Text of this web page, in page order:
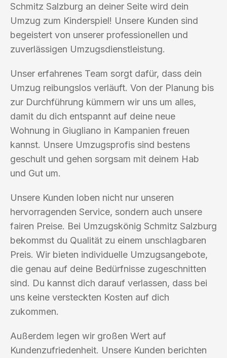
Schmitz Salzburg an deiner Seite wird dein
Umzug zum Kinderspiel! Unsere Kunden sind
begeistert von unserer professionellen und
zuverlässigen Umzugsdienstleistung.
Unser erfahrenes Team sorgt dafür, dass dein
Umzug reibungslos verläuft. Von der Planung bis
zur Durchführung kümmern wir uns um alles,
damit du dich entspannt auf deine neue
Wohnung in Giugliano in Kampanien freuen
kannst. Unsere Umzugsprofis sind bestens
geschult und gehen sorgsam mit deinem Hab
und Gut um.
Unsere Kunden loben nicht nur unseren
hervorragenden Service, sondern auch unsere
fairen Preise. Bei Umzugskönig Schmitz Salzburg
bekommst du Qualität zu einem unschlagbaren
Preis. Wir bieten individuelle Umzugsangebote,
die genau auf deine Bedürfnisse zugeschnitten
sind. Du kannst dich darauf verlassen, dass bei
uns keine versteckten Kosten auf dich
zukommen.
Außerdem legen wir großen Wert auf
Kundenzufriedenheit. Unsere Kunden berichten